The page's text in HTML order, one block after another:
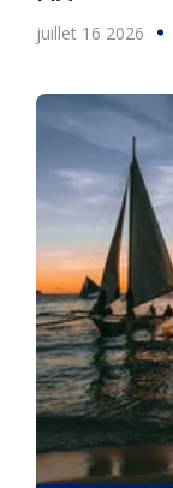
juillet 16 2026